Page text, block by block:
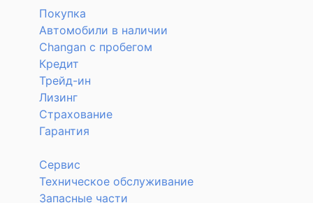
Покупка
Автомобили в наличии
Changan с пробегом
Кредит
Трейд-ин
Лизинг
Страхование
Гарантия
Сервис
Техническое обслуживание
Запасные части